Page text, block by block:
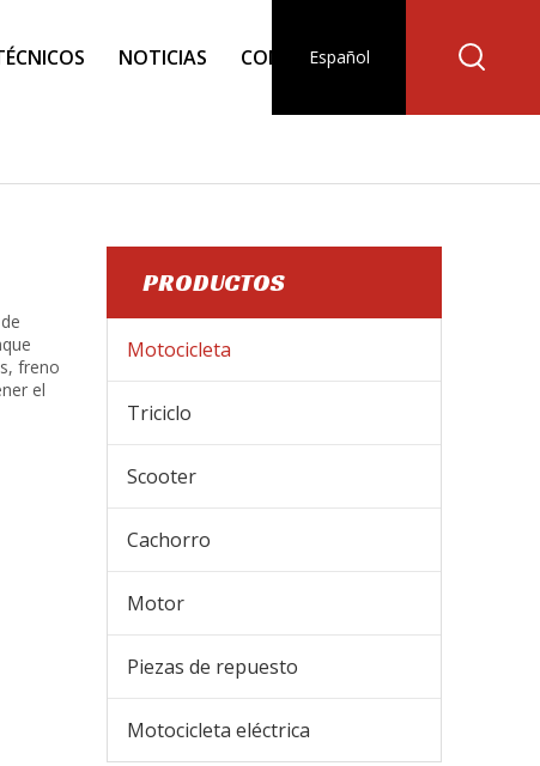
NOTICIAS CONTACTO
Español
freno
el
PRODUCTOS
Motocicleta
Triciclo
Scooter
Cachorro
Motor
Piezas de repuesto
Motocicleta eléctrica